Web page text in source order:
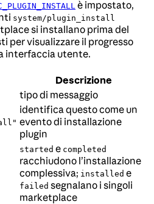
è impostato,
system/plugin_install
si installano prima del
per visualizzare il progresso
interfaccia utente.
Descrizione
tipo di messaggio
identifica questo come un
evento di installazione
plugin
started e completed
racchiudono l’installazione
complessiva; installed e
failed segnalano i singoli
marketplace